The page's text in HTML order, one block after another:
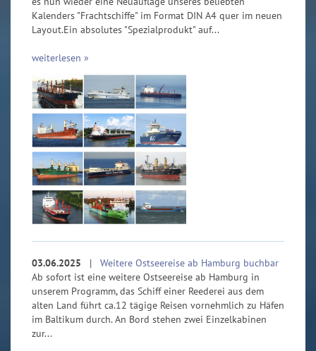
Kalenders "Frachtschiffe" im Format DIN A4 quer im neuen
Layout.Ein absolutes "Spezialprodukt" auf...
weiterlesen »
03.06.2025 | Weitere Ostseereise ab Hamburg buchbar
Ab sofort ist eine weitere Ostseereise ab Hamburg in
unserem Programm, das Schiff einer Reederei aus dem
alten Land führt ca.12 tägige Reisen vornehmlich zu Häfen
im Baltikum durch. An Bord stehen zwei Einzelkabinen
zur...